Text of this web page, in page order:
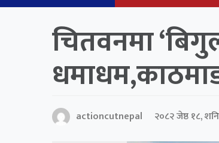
चितवनमा
actioncutnepal २०८२ जेष्ठ १८,